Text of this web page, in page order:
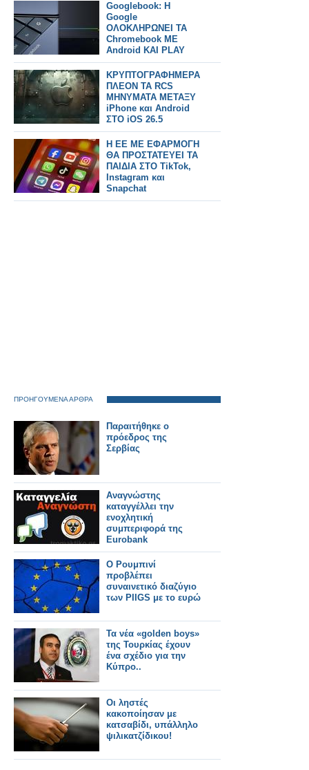
Googlebook: H
Google
ΟΛΟΚΛΗΡΩΝΕΙ ΤΑ
Chromebook ΜΕ
Android KAI PLAY
STORE KAI A.I.
ΚΡΥΠΤΟΓΡΑΦΗΜΕΡΑ
ΠΛΕΟΝ ΤΑ RCS
ΜΗΝΥΜΑΤΑ ΜΕΤΑΞΥ
iPhone και Android
ΣΤΟ iOS 26.5
Η ΕΕ ΜΕ ΕΦΑΡΜΟΓΗ
ΘΑ ΠΡΟΣΤΑΤΕΥΕΙ ΤΑ
ΠΑΙΔΙΑ ΣΤΟ TikTok,
Instagram και
Snapchat
ΠΡΟΗΓΟΥΜΕΝΑ ΑΡΘΡΑ
Παραιτήθηκε ο
πρόεδρος της
Σερβίας
Αναγνώστης
καταγγέλλει την
ενοχλητική
συμπεριφορά της
Eurobank
Ο Ρουμπινί
προβλέπει
συναινετικό διαζύγιο
των PIIGS με το ευρώ
Τα νέα «golden boys»
της Τουρκίας έχουν
ένα σχέδιο για την
Κύπρο..
Οι ληστές
κακοποίησαν με
κατσαβίδι, υπάλληλο
ψιλικατζίδικου!